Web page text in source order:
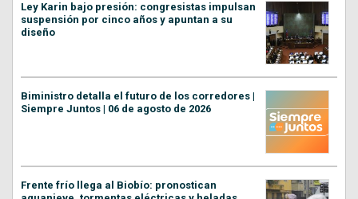
Ley Karin bajo presión: congresistas impulsan
suspensión por cinco años y apuntan a su
diseño
Biministro detalla el futuro de los corredores |
Siempre Juntos | 06 de agosto de 2026
Frente frío llega al Biobío: pronostican